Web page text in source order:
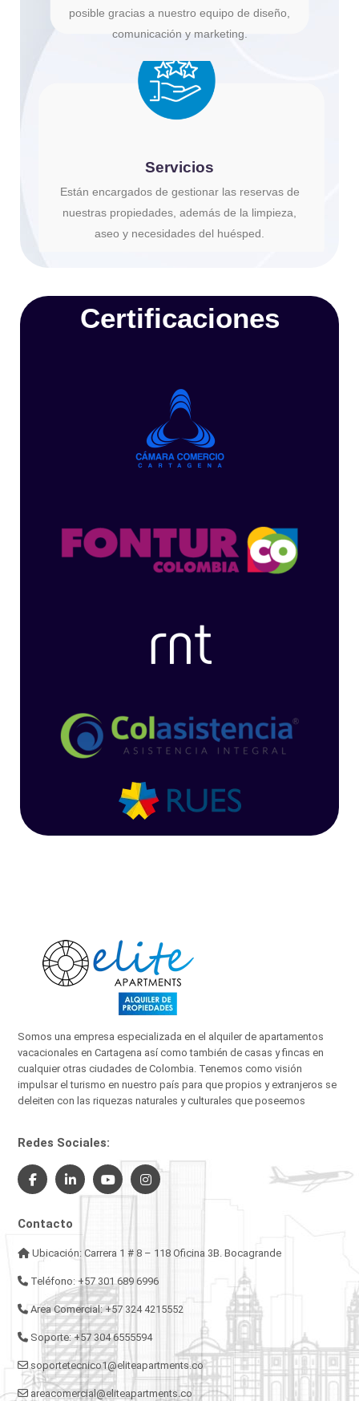
posible gracias a nuestro equipo de diseño,
comunicación y marketing.
Servicios
Están encargados de gestionar las reservas de
nuestras propiedades, además de la limpieza,
aseo y necesidades del huésped.
Certificaciones
Somos una empresa especializada en el alquiler de apartamentos
vacacionales en Cartagena así como también de casas y fincas en
cualquier otras ciudades de Colombia. Tenemos como visión
impulsar el turismo en nuestro país para que propios y extranjeros se
deleiten con las riquezas naturales y culturales que poseemos
Redes Sociales:
Contacto
Ubicación: Carrera 1 # 8 – 118 Oficina 3B. Bocagrande
Teléfono: +57 301 689 6996
Area Comercial: +57 324 4215552
Soporte: +57 304 6555594
soportetecnico1@eliteapartments.co
areacomercial@eliteapartments.co